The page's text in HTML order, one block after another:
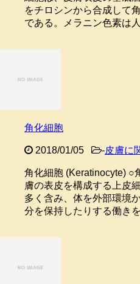
をチロシンから合成して
である。メラニン色素は
角化細胞
2018/01/05 -皮膚に
角化細胞 (Keratinocyte) ○
膚の表皮を構成する上皮
多く含み、体を外部環境
分を保持したりする働き